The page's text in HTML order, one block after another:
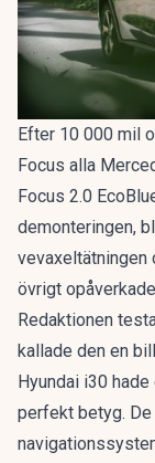
Efter 10 000 mil
Focus alla
Focus 2.0
demonteringen,
vevaxeltätningen
övrigt
Redaktionen
kallade den en
Hyundai i30
perfekt betyg. De